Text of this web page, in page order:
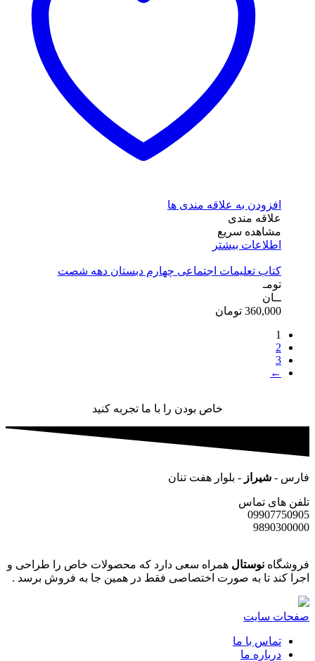
افزودن به علاقه مندی ها
علاقه مندی
مشاهده سریع
اطلاعات بیشتر
کتاب تعلیمات اجتماعی چهارم دبستان دهه شصت
تومـ
ــان
360,000 تومان
1
2
3
←
خاص بودن را با ما تجربه کنید
فارس - شیراز - بلوار هفت تنان
تلفن های تماس
09907750905
9890300000
فروشگاه نوستال همراه سعی دارد که محصولات خاص را طراحی و
اجرا کند تا به صورت اختصاصی فقط در همین جا به فروش برسد .
صفحات سایت
تماس با ما
درباره ما